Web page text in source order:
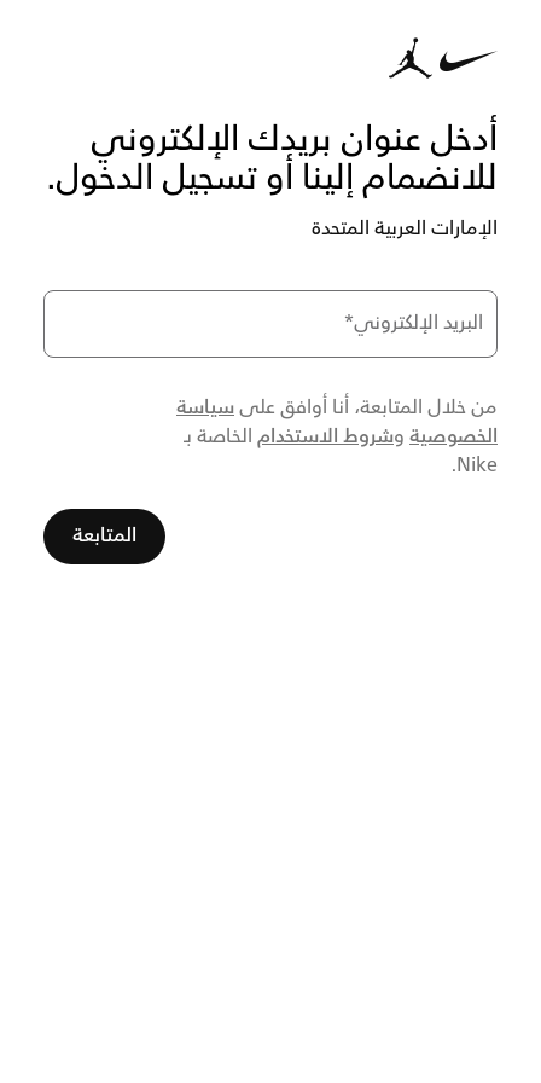
أدخل عنوان بريدك الإلكتروني
للانضمام إلينا أو تسجيل الدخول.
الإمارات العربية المتحدة
البريد الإلكتروني*
من خلال المتابعة، أنا أوافق علىسياسة
الخصوصية وشروط الاستخدام الخاصة بـ
Nike.
المتابعة